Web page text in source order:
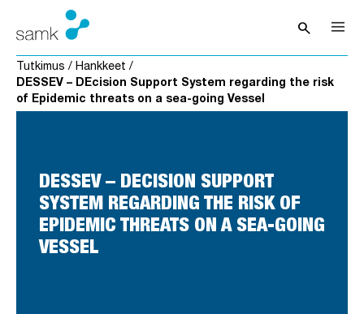
Siirry sisältöön
searchAvaa haku
Tutkimus / Hankkeet /
DESSEV – DEcision Support System regarding the risk
of Epidemic threats on a sea-going Vessel
DESSEV – DECISION SUPPORT
SYSTEM REGARDING THE RISK OF
EPIDEMIC THREATS ON A SEA-GOING
VESSEL